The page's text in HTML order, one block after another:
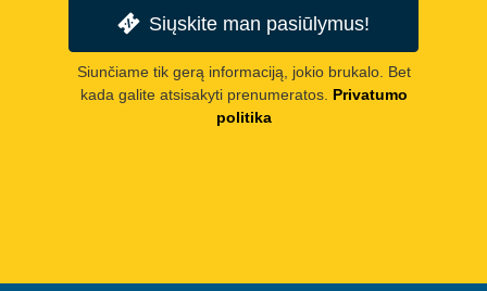
Siųskite man pasiūlymus!
Siunčiame tik gerą informaciją, jokio brukalo. Bet
kada galite atsisakyti prenumeratos. Privatumo
politika